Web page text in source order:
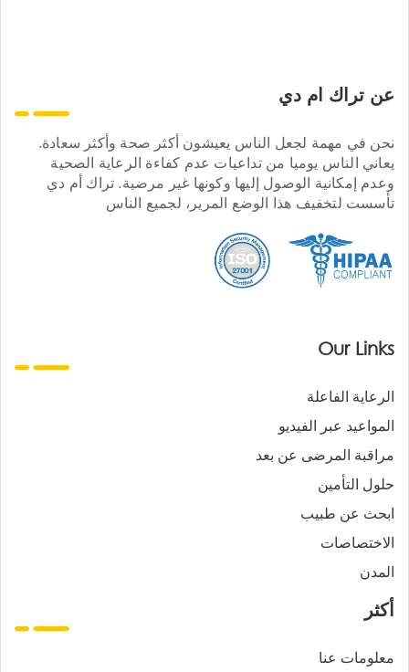
عن تراك ام دي
نحن في مهمة لجعل الناس يعيشون أكثر صحة وأكثر سعادة.
يعاني الناس يوميا من تداعيات عدم كفاءة الرعاية الصحية
وعدم إمكانية الوصول إليها وكونها غير مرضية. تراك أم دي
تأسست لتخفيف هذا الوضع المرير، لجميع الناس
Our Links
الرعاية الفاعلة
المواعيد عبر الفيديو
مراقبة المرضى عن بعد
حلول التأمين
ابحث عن طبيب
الاختصاصات
المدن
أكثر
معلومات عنا